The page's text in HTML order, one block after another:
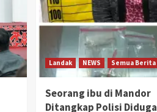
Landak NEWS Semua Berita
Seorang ibu di Mandor
Ditangkap Polisi Diduga